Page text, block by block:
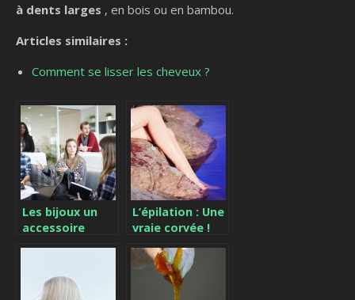
à dents larges , en bois ou en bambou.
Articles similaires :
Comment se lisser les cheveux ?
Les bijoux un
accessoire
femmes
d’affaire
L’épilation : Une
vraie corvée !